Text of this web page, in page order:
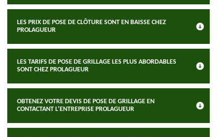
LES PRIX DE POSE DE CLÔTURE SONT EN BAISSE CHEZ
PROLAGUEUR
LES TARIFS DE POSE DE GRILLAGE LES PLUS ABORDABLES
SONT CHEZ PROLAGUEUR
OBTENEZ VOTRE DEVIS DE POSE DE GRILLAGE EN
CONTACTANT L’ENTREPRISE PROLAGUEUR